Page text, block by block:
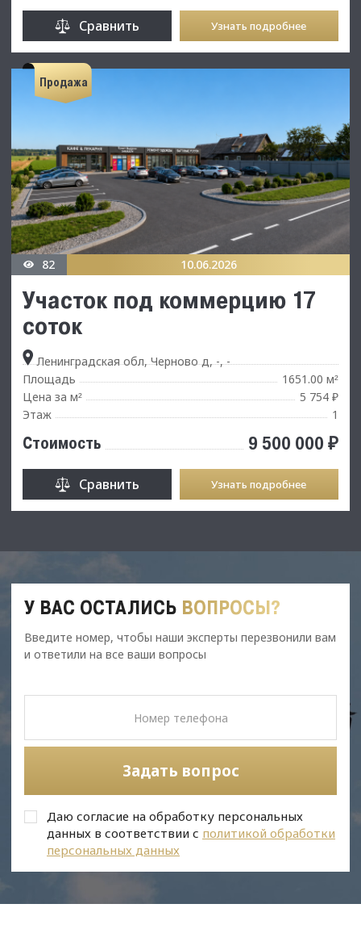
Сравнить Узнать подробнее
Продажа
82 10.06.2026
Участок под коммерцию 17
соток
Ленинградская обл, Черново д, -, -
Площадь
1651.00 м²
Цена за м²
5 754 ₽
Этаж
1
Стоимость 9 500 000 ₽
Сравнить Узнать подробнее
У ВАС ОСТАЛИСЬ ВОПРОСЫ?
Введите номер, чтобы наши эксперты перезвонили вам
и ответили на все ваши вопросы
Задать вопрос
Даю согласие на обработку персональных
данных в соответствии с политикой обработки
персональных данных